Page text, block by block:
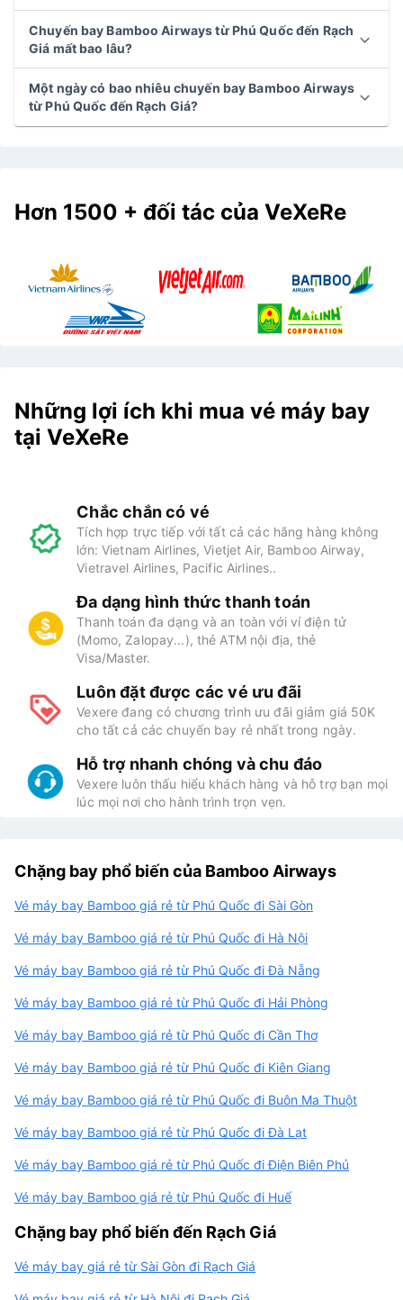
Chuyến bay Bamboo Airways từ Phú Quốc đến Rạch
Giá mất bao lâu?
Một ngày có bao nhiêu chuyến bay Bamboo Airways
từ Phú Quốc đến Rạch Giá?
Hơn 1500 + đối tác của VeXeRe
Những lợi ích khi mua vé máy bay
tại VeXeRe
Chắc chắn có vé
Tích hợp trực tiếp với tất cả các hãng hàng không
lớn: Vietnam Airlines, Vietjet Air, Bamboo Airway,
Vietravel Airlines, Pacific Airlines..
Đa dạng hình thức thanh toán
Thanh toán đa dạng và an toàn với ví điện tử
(Momo, Zalopay...), thẻ ATM nội địa, thẻ
Visa/Master.
Luôn đặt được các vé ưu đãi
Vexere đang có chương trình ưu đãi giảm giá 50K
cho tất cả các chuyến bay rẻ nhất trong ngày.
Hỗ trợ nhanh chóng và chu đáo
Vexere luôn thấu hiểu khách hàng và hỗ trợ bạn mọi
lúc mọi nơi cho hành trình trọn vẹn.
Chặng bay phổ biến của Bamboo Airways
Vé máy bay Bamboo giá rẻ từ Phú Quốc đi Sài Gòn
Vé máy bay Bamboo giá rẻ từ Phú Quốc đi Hà Nội
Vé máy bay Bamboo giá rẻ từ Phú Quốc đi Đà Nẵng
Vé máy bay Bamboo giá rẻ từ Phú Quốc đi Hải Phòng
Vé máy bay Bamboo giá rẻ từ Phú Quốc đi Cần Thơ
Vé máy bay Bamboo giá rẻ từ Phú Quốc đi Kiên Giang
Vé máy bay Bamboo giá rẻ từ Phú Quốc đi Buôn Ma Thuột
Vé máy bay Bamboo giá rẻ từ Phú Quốc đi Đà Lạt
Vé máy bay Bamboo giá rẻ từ Phú Quốc đi Điện Biên Phủ
Vé máy bay Bamboo giá rẻ từ Phú Quốc đi Huế
Chặng bay phổ biến đến Rạch Giá
Vé máy bay giá rẻ từ Sài Gòn đi Rạch Giá